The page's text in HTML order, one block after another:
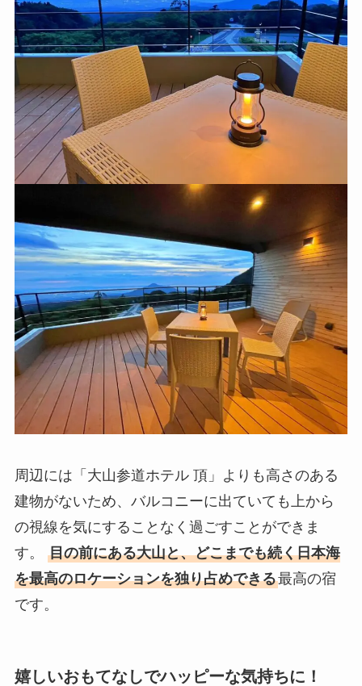
周辺には「大山参道ホテル 頂」よりも高さのある
建物がないため、バルコニーに出ていても上から
の視線を気にすることなく過ごすことができま
す。 目の前にある大山と、どこまでも続く日本海
を最高のロケーションを独り占めできる最高の宿
です。
嬉しいおもてなしでハッピーな気持ちに！